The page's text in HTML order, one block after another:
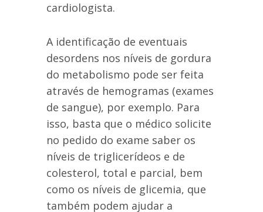
cardiologista.
A identificação de eventuais
desordens nos níveis de gordura
do metabolismo pode ser feita
através de hemogramas (exames
de sangue), por exemplo. Para
isso, basta que o médico solicite
no pedido do exame saber os
níveis de triglicerídeos e de
colesterol, total e parcial, bem
como os níveis de glicemia, que
também podem ajudar a